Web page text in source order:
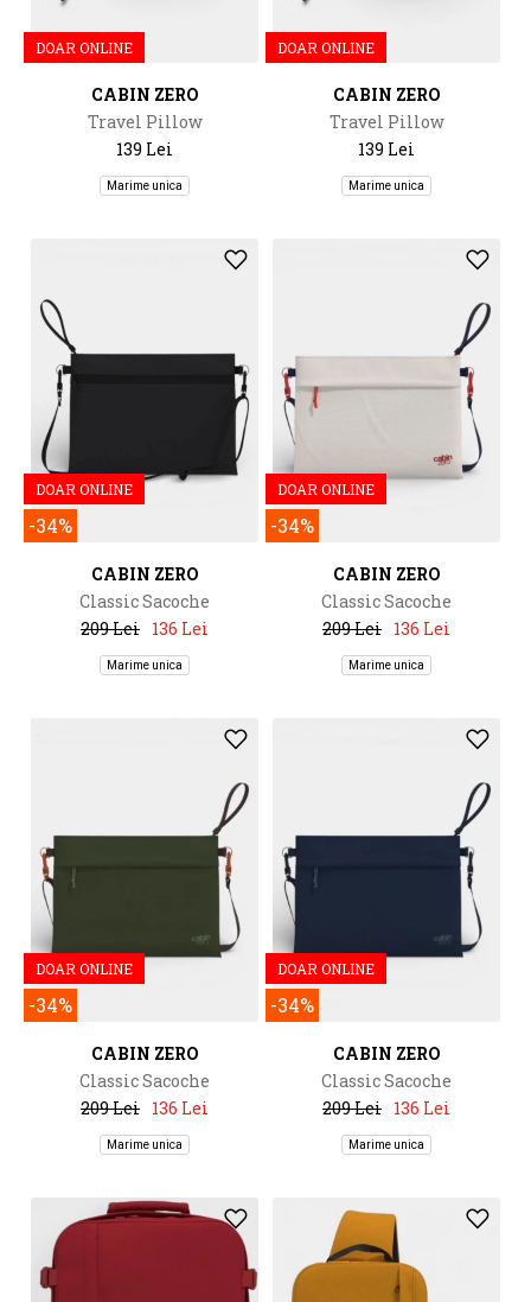
DOAR ONLINE
CABIN ZERO
Travel Pillow
139 Lei
Marime unica
DOAR ONLINE
CABIN ZERO
Travel Pillow
139 Lei
Marime unica
DOAR ONLINE
-34%
CABIN ZERO
Classic Sacoche
209 Lei 136 Lei
Marime unica
DOAR ONLINE
-34%
CABIN ZERO
Classic Sacoche
209 Lei 136 Lei
Marime unica
DOAR ONLINE
-34%
CABIN ZERO
Classic Sacoche
209 Lei 136 Lei
Marime unica
DOAR ONLINE
-34%
CABIN ZERO
Classic Sacoche
209 Lei 136 Lei
Marime unica